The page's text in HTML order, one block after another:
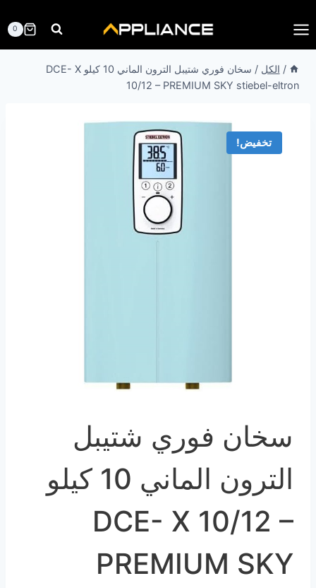
إلى
المحتوى
0
/ الكل /
سخان فوري شتيبل الترون الماني 10 كيلو DCE- X
10/12 – PREMIUM SKY stiebel-eltron
تخفيض!
سخان فوري شتيبل
الترون الماني 10 كيلو
DCE- X 10/12 –
PREMIUM SKY